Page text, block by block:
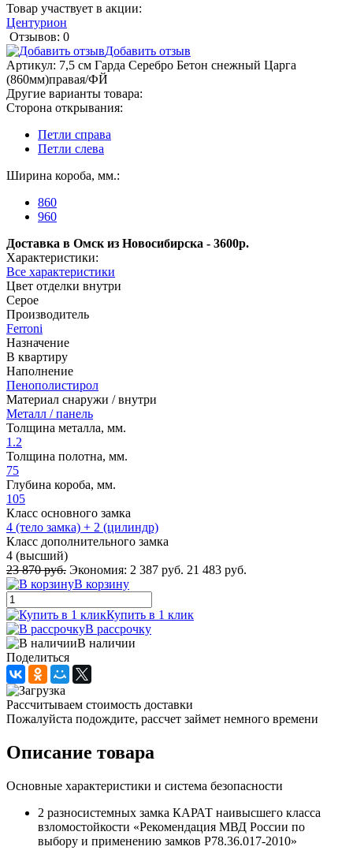
Товар участвует в акции:
Центурион
Отзывов: 0
Добавить отзыв
Артикул: 7,5 см Гарда Серебро Бетон снежный Царга
(860мм)правая/ФЙ
Другие варианты товара:
Сторона открывания:
Петли справа
Петли слева
Ширина короба, мм.:
860
960
Доставка в Омск из Новосибирска - 3600р.
Характеристики:
Все характеристики
Цвет отделки внутри
Серое
Производитель
Ferroni
Назначение
В квартиру
Наполнение
Пенополистирол
Материал снаружи / внутри
Металл / панель
Толщина металла, мм.
1.2
Толщина полотна, мм.
75
Глубина короба, мм.
105
Класс основного замка
4 (тело замка) + 2 (цилиндр)
Класс дополнительного замка
4 (высший)
23 870 руб. Экономия: 2 387 руб. 21 483 руб.
В корзину
Купить в 1 клик
В рассрочку
В наличии
Поделиться
Рассчитываем стоимость доставки
Пожалуйста подождите, рассчет займет немного времени
Описание товара
Основные характеристики и система безопасности
2 разносистемных замка КАРАТ наивысшего класса
взломостойкости «Рекомендация МВД России по
выбору и применению замков Р78.36.017-2010»